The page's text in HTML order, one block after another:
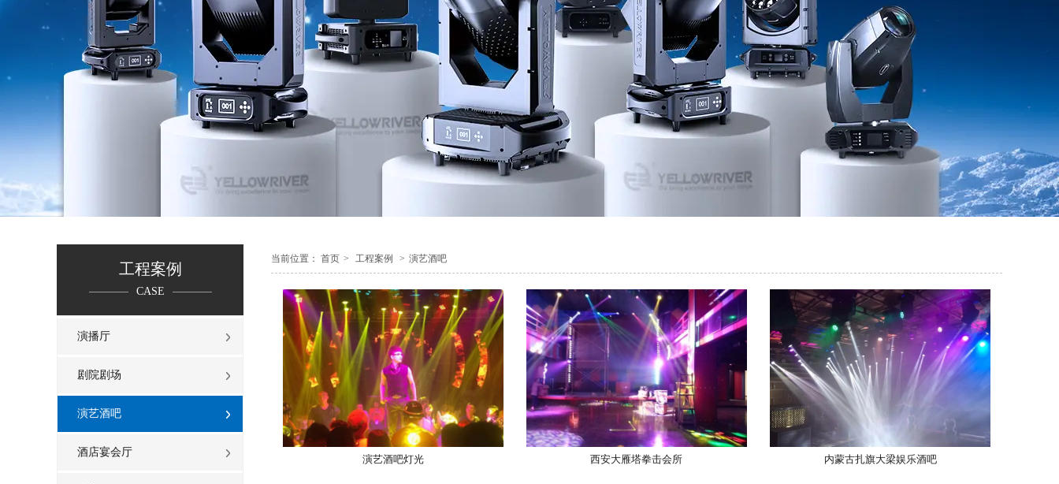
工程案例
CASE
演播厅
剧院剧场
演艺酒吧
酒店宴会厅
当前位置： 首页 > 工程案例 > 演艺酒吧
演艺酒吧灯光 西安大雁塔拳击会所 内蒙古扎旗大梁娱乐酒吧